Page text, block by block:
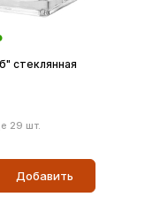
стеклянная
29 шт.
Добавить